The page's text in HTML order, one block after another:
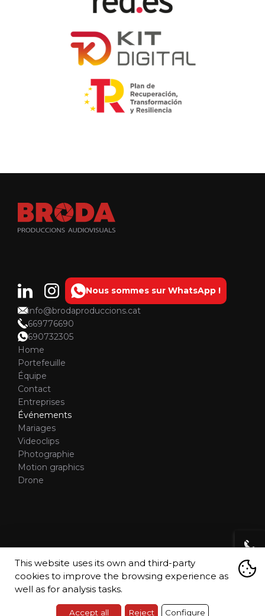
Nous sommes sur WhatsApp !
info@brodaproduccions.cat
669776690
690732305
Home
Portefeuille
Équipe
Contact
Entreprises
Événements
Mariages
Videoclips
Photographie
Motion graphics
Drone
Avertissement légal Technologie Cookie
Règles de confidentialité Déclaration d'accessibilité
Plan du site
This website uses its own and third-party
cookies to improve the browsing experience as
well as for analysis tasks.
Accept all Reject Configure